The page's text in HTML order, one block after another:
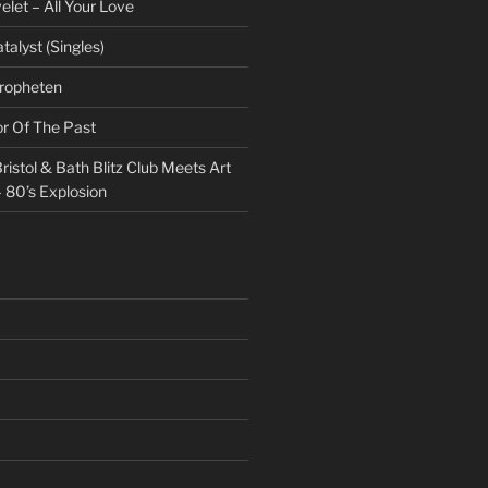
– All Your Love
(Singles)
Of The Past
& Bath Blitz Club Meets Art
Explosion